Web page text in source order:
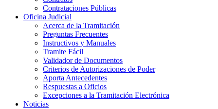
Contrataciones Públicas
Oficina Judicial
Acerca de la Tramitación
Preguntas Frecuentes
Instructivos y Manuales
Tramite Fácil
Validador de Documentos
Criterios de Autorizaciones de Poder
Aporta Antecedentes
Respuestas a Oficios
Excepciones a la Tramitación Electrónica
Noticias